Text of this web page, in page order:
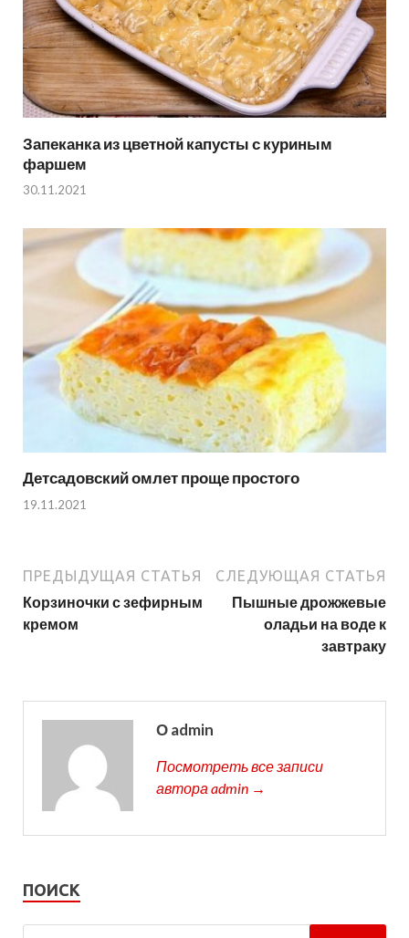
Запеканка из цветной капусты с куриным
фаршем
30.11.2021
Детсадовский омлет проще простого
19.11.2021
ПРЕДЫДУЩАЯ СТАТЬЯ
Корзиночки с зефирным
кремом
СЛЕДУЮЩАЯ СТАТЬЯ
Пышные дрожжевые
оладьи на воде к
завтраку
О admin
Посмотреть все записи
автора admin →
ПОИСК